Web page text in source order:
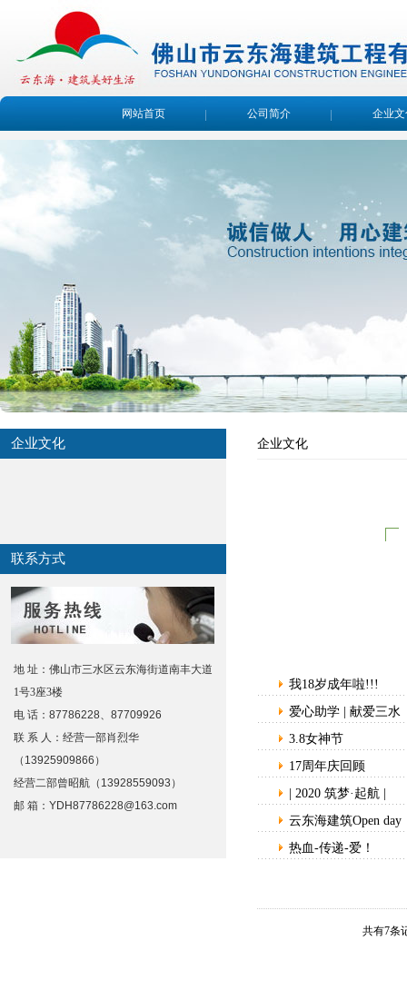
网站首页 公司简介 企业文
企业文化
联系方式
地 址：佛山市三水区云东海街道南丰大道
1号3座3楼
电 话： 87786228、87709926
联 系 人：经营一部肖烈华
（13925909866）
经营二部曾昭航 （13928559093）
邮 箱： YDH87786228@163.com
企业文化
我18岁成年啦!!!
爱心助学 | 献爱三水
3.8女神节
17周年庆回顾
| 2020 筑梦·起航 |
云东海建筑Open day
热血-传递-爱！
共有7条